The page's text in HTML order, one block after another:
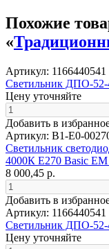
Похожие
«
Артикул: 1166440541
Светильник ДПО-52-
Цену уточняйте
Добавить в
Артикул: B1-E0-
Светильник
4000К E270 Basic
8 000,45 р.
Добавить в
Артикул: 1166440541
Светильник ДПО-52-
Цену уточняйте